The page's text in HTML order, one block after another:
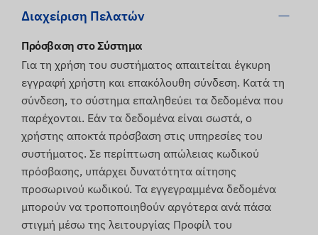
Διαχείριση Πελατών
Πρόσβαση στο Σύστημα
Για τη χρήση του συστήματος απαιτείται έγκυρη
εγγραφή χρήστη και επακόλουθη σύνδεση. Κατά τη
σύνδεση, το σύστημα επαληθεύει τα δεδομένα που
παρέχονται. Εάν τα δεδομένα είναι σωστά, ο
χρήστης αποκτά πρόσβαση στις υπηρεσίες του
συστήματος. Σε περίπτωση απώλειας κωδικού
πρόσβασης, υπάρχει δυνατότητα αίτησης
προσωρινού κωδικού. Τα εγγεγραμμένα δεδομένα
μπορούν να τροποποιηθούν αργότερα ανά πάσα
στιγμή μέσω της λειτουργίας Προφίλ του